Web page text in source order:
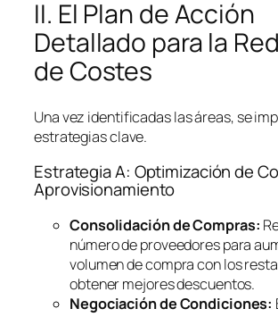
II. El Plan de Acción
Detallado para la
de Costes
Una vez identificadas las áreas, se
estrategias clave.
Estrategia A: Optimización de
Aprovisionamiento
Consolidación de Compras:
número de proveedores para
volumen de compra con los
obtener mejores descuentos.
Negociación de Condiciones: